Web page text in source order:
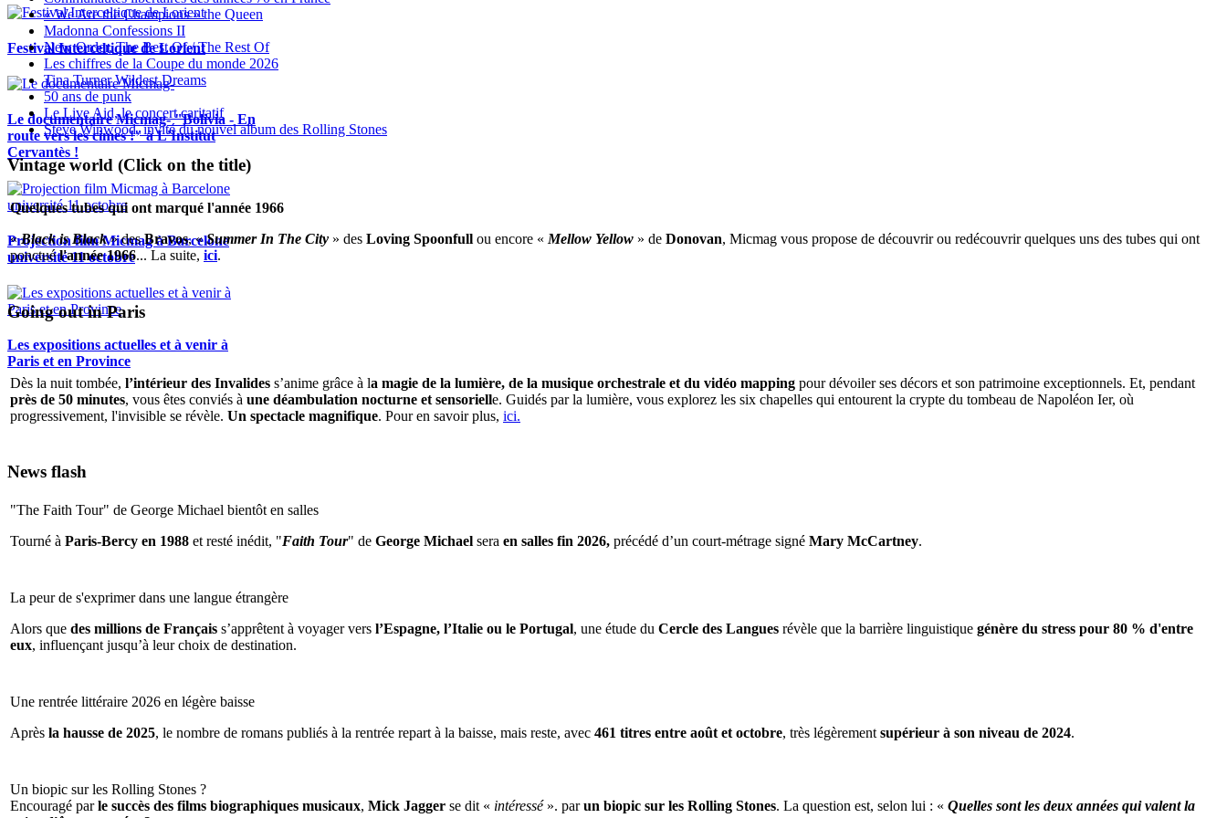
Festival Interceltique de Lorient
Le documentaire Micmag- "Bolivia - En
route vers les cimes !" à L'Institut
Cervantès !
Projection film Micmag à Barcelone
université 11 octobre
Les expositions actuelles et à venir à
Paris et en Province
« We Are the Champions » the Queen
Madonna Confessions II
New Order, The Best Of / The Rest Of
Les chiffres de la Coupe du monde 2026
Tina Turner Wildest Dreams
50 ans de punk
Le Live Aid, le concert caritatif
Steve Winwood, invité du nouvel album des Rolling Stones
Vintage world (Click on the title)
Quelques tubes qui ont marqué l'année 1966
«Black is Black» desBravos, «Summer In The City » des Loving Spoonfull ou encore « Mellow Yellow » de Donovan, Micmag vous propose de découvrir ou redécouvrir quelques uns des tubes qui ont
ponctuél'année 1966... La suite, ici.
Going out in Paris
Dès la nuit tombée, l’intérieur des Invalides s’anime grâce à la magie de la lumière, de la musique orchestrale et du vidéo mapping pour dévoiler ses décors et son patrimoine exceptionnels. Et, pendant
près de 50 minutes, vous êtes conviés à une déambulation nocturne et sensorielle. Guidés par la lumière, vous explorez les six chapelles qui entourent la crypte du tombeau de Napoléon Ier, où
progressivement, l'invisible se révèle. Un spectacle magnifique. Pour en savoir plus, ici.
News flash
"The Faith Tour" de George Michael bientôt en salles
Tourné à Paris-Bercy en 1988 et resté inédit, "Faith Tour" de George Michael sera en salles fin 2026, précédé d’un court-métrage signé Mary McCartney.
La peur de s'exprimer dans une langue étrangère
Alors que des millions de Français s’apprêtent à voyager vers l’Espagne, l’Italie ou le Portugal, une étude du Cercle des Langues révèle que la barrière linguistique génère du stress pour 80 % d'entre
eux, influençant jusqu’à leur choix de destination.
Une rentrée littéraire 2026 en légère baisse
Après la hausse de 2025, le nombre de romans publiés à la rentrée repart à la baisse, mais reste, avec 461 titres entre août et octobre, très légèrement supérieur à son niveau de 2024.
Un biopic sur les Rolling Stones ?
Encouragé parle succès des films biographiques musicaux, Mick Jagger se dit « intéressé ». parun biopic sur les Rolling Stones. La question est, selon lui : « Quelles sont les deux années qui valent la